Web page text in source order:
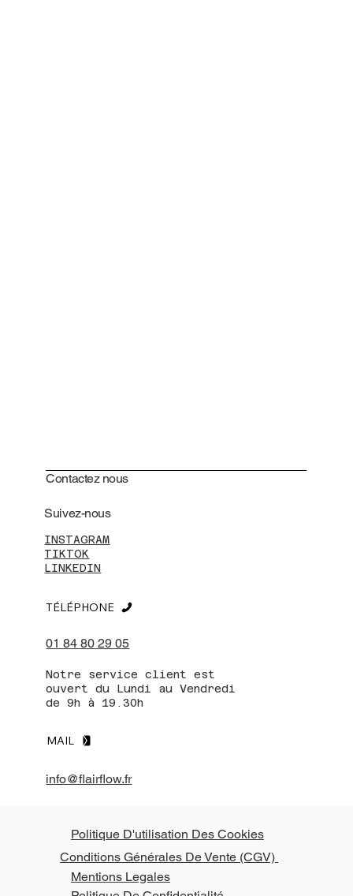
Contactez nous
INSTAGRAM
TIKTOK
LINKEDIN
Suivez-nous
01 84 80 29 05
TÉLÉPHONE
Notre service client est
ouvert du Lundi au Vendredi
de 9h à 19.30h
MAIL
info@flairflow.fr
Politique D'utilisation Des Cookies
Conditions Générales De Vente (CGV)
Mentions Legales